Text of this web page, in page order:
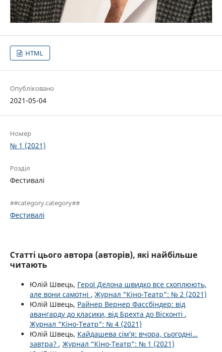
HTML
Опубліковано
2021-05-04
Номер
№ 1 (2021)
Розділ
Фестивалі
##category.category##
Фестивалі
Статті цього автора (авторів), які найбільше
читають
Юлій Швець, Герої Делона швидко все схоплюють,
але вони самотні , Журнал “Кіно-Театр”: № 2 (2021)
Юлій Швець, Райнер Вернер Фассбіндер: від
авангарду до класики, від Брехта до Вісконті ,
Журнал “Кіно-Театр”: № 4 (2021)
Юлій Швець, Кайдашева сім’я: вчора, сьогодні…
завтра? , Журнал “Кіно-Театр”: № 1 (2021)